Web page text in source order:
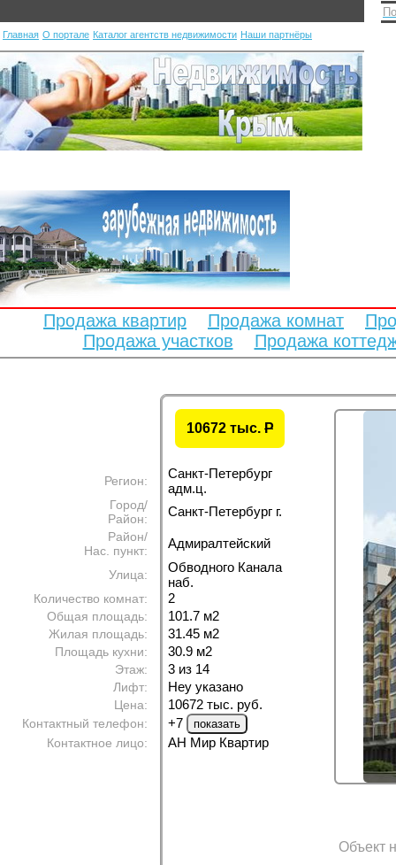
Главная О портале Каталог агентств недвижимости Наши партнёры
Продажа квартир Продажа комнат
Продажа участков
Продажа
10672 тыс. P
Регион:
Санкт-Петербург
адм.ц.
Город/
Район:
Санкт-Петербург г.
Район/
Нас. пункт:
Адмиралтейский
Улица:
Обводного Канала
наб.
Количество комнат: 2
Общая площадь: 101.7 м2
Жилая площадь: 31.45 м2
Площадь кухни: 30.9 м2
Этаж: 3 из 14
Лифт: Неу указано
Цена: 10672 тыс. руб.
Контактный телефон: +7
Контактное лицо: АН Мир Квартир
Объект